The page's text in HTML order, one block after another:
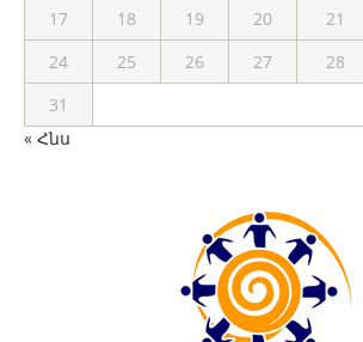
17
18 19 20 21
24
25 26 27 28
31
« Հնս